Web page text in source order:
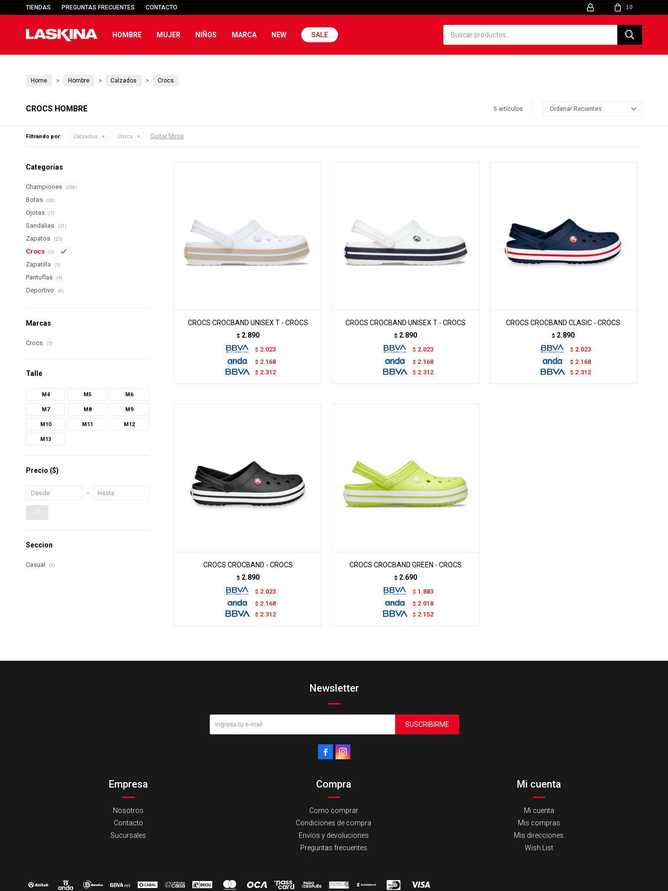
HOMBRE MUJER NIÑOS MARCA NEW SALE
$ 0
TIENDAS PREGUNTAS FRECUENTES CONTACTO
Home Hombre Calzados Crocs
CROCS HOMBRE 5 artículos Recientes
Filtrando por: Calzados Crocs Quitar filtros
CROCS CROCBAND UNISEX T - CROCS
$ 2.890
$ 2.023
$ 2.168
$ 2.312
CROCS CROCBAND UNISEX T - CROCS
$ 2.890
$ 2.023
$ 2.168
$ 2.312
CROCS CROCBAND CLASIC - CROCS
$ 2.890
$ 2.023
$ 2.168
$ 2.312
CROCS CROCBAND - CROCS
$ 2.890
$ 2.023
$ 2.168
$ 2.312
CROCS CROCBAND GREEN - CROCS
$ 2.690
$ 1.883
$ 2.018
$ 2.152
Categorías
Championes (238)
Botas (20)
Ojotas (7)
Sandalias (21)
Zapatos (25)
Crocs (5)
Zapatilla (5)
Pantuflas (4)
Deportivo (6)
Marcas
Crocs (5)
Talle
M4 M5 M6
M7 M8 M9
M10 M11 M12
M13
Precio ($)
OK
Seccion
Casual (3)
Empresa
Nosotros
Contacto
Sucursales
Compra
Como comprar
Condiciones de compra
Envíos y devoluciones
Preguntas frecuentes
Mi cuenta
Mi cuenta
Mis compras
Mis direcciones
Wish List
Newsletter
SUSCRIBIRME
 